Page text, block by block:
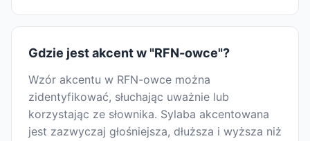
Gdzie jest akcent w "RFN-owce"?
Wzór akcentu w RFN-owce można
zidentyfikować, słuchając uważnie lub
korzystając ze słownika. Sylaba akcentowana
jest zazwyczaj głośniejsza, dłuższa i wyższa niż